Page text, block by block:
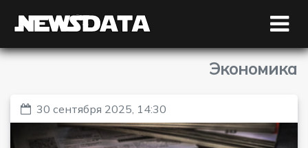
Экономика
30 сентября 2025, 14:30